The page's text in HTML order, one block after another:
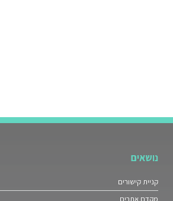
נושאים
קניית קישורים